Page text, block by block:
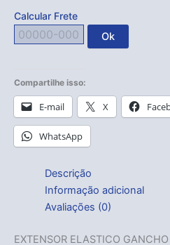
Calcular Frete
Ok
Compartilhe isso:
E-mail X
WhatsApp
Descrição
Informação adicional
Avaliações (0)
EXTENSOR ELASTICO